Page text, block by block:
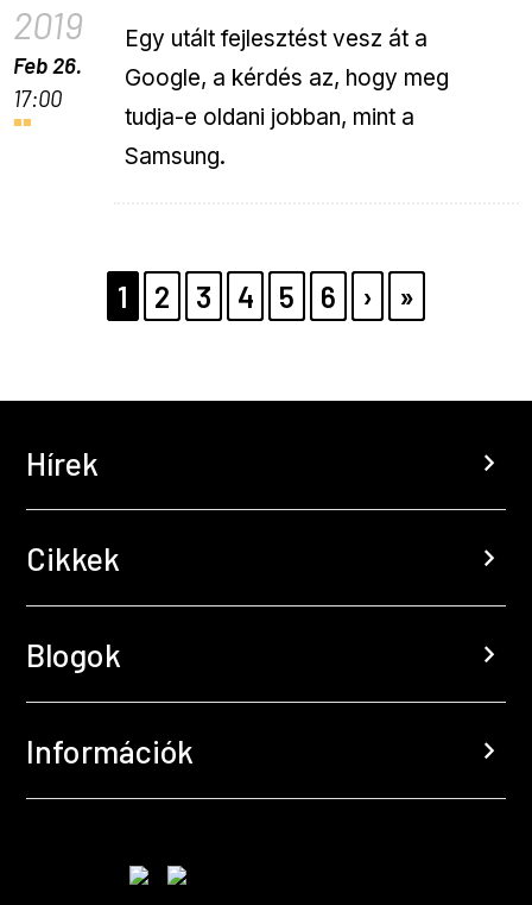
2019
Feb 26.
17:00
Egy utált fejlesztést vesz át a
Google, a kérdés az, hogy meg
tudja-e oldani jobban, mint a
Samsung.
PAGE
1 PAGE
2 PAGE
3 PAGE
4 PAGE
5 PAGE
6
KÖVETKEZŐ
OLDAL
›
UTOLSÓ
OLDAL
»
Hírek chevron_right
Cikkek chevron_right
Blogok chevron_right
Információk chevron_right